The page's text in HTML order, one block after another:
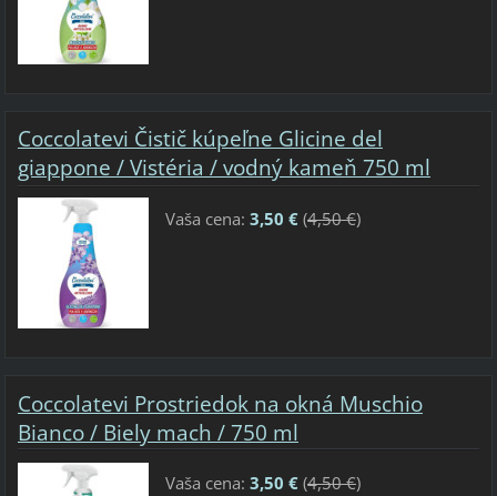
Coccolatevi Čistič kúpeľne Glicine del
giappone / Vistéria / vodný kameň 750 ml
Vaša cena: 3,50 €(4,50 €)
Coccolatevi Prostriedok na okná Muschio
Bianco / Biely mach / 750 ml
Vaša cena: 3,50 €(4,50 €)